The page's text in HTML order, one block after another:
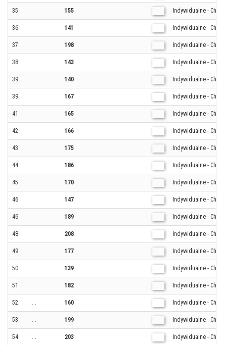
35 155 Indywidualne -
36 141 Indywidualne -
37 198 Indywidualne -
38 143 Indywidualne -
39 140 Indywidualne -
39 167 Indywidualne -
41 165 Indywidualne -
42 166 Indywidualne -
43 175 Indywidualne -
44 186 Indywidualne -
45 170 Indywidualne -
46 147 Indywidualne -
46 189 Indywidualne -
48 208 Indywidualne -
49 177 Indywidualne -
50 139 Indywidualne -
51 182 Indywidualne -
52 . . 160 Indywidualne -
53 . . 199 Indywidualne -
54 . . 203 Indywidualne -